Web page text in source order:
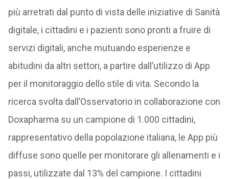
più arretrati dal punto di vista delle iniziative di Sanità
digitale, i cittadini e i pazienti sono pronti a fruire di
servizi digitali, anche mutuando esperienze e
abitudini da altri settori, a partire dall’utilizzo di App
per il monitoraggio dello stile di vita. Secondo la
ricerca svolta dall’Osservatorio in collaborazione con
Doxapharma su un campione di 1.000 cittadini,
rappresentativo della popolazione italiana, le App più
diffuse sono quelle per monitorare gli allenamenti e i
passi, utilizzate dal 13% del campione. I cittadini